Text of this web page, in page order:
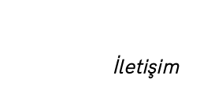
İletişim